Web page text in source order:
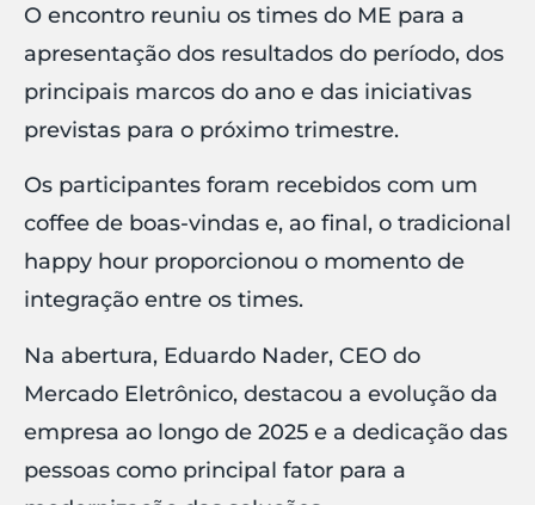
O encontro reuniu os times do ME para a
apresentação dos resultados do período, dos
principais marcos do ano e das iniciativas
previstas para o próximo trimestre.
Os participantes foram recebidos com um
coffee de boas-vindas e, ao final, o tradicional
happy hour proporcionou o momento de
integração entre os times.
Na abertura, Eduardo Nader, CEO do
Mercado Eletrônico, destacou a evolução da
empresa ao longo de 2025 e a dedicação das
pessoas como principal fator para a